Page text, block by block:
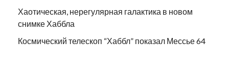
Хаотическая, нерегулярная галактика в новом
снимке Хаббла
Космический телескоп “Хаббл” показал Мессье 64